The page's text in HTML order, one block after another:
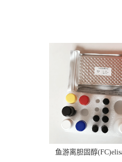
鱼游离胆固醇